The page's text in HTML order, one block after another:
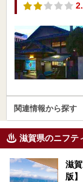
関連情報から探す
滋賀県のニフテ
滋
版】